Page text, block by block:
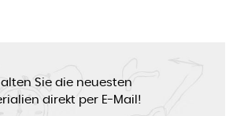
Sie die neuesten
direkt per E-Mail!